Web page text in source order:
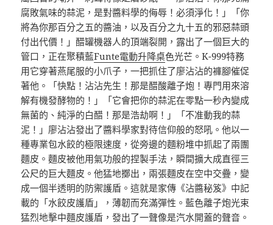
腐敗氣味的蒜泥，是對醬料學的侮辱！必須淨化！」「你
將為你那百分之五的醬油，以及百分之九十五的邪惡蒜頭
付出代價！」醋罐機器人的頂端裂開，露出了一個巨大的
管口，正在聚積藍Funte電動升降桌色光芒。K-999特務
用它穿著燕尾服的小爪子，一把抓住了廖沾沾的褲腳催促
著他。「快點！沾沾先生！那是醋酸離子炮！專門用來溶
解有機發酵物的！」「它會把你的蒜泥在零點一秒內變成
無菌的、純淨的白醋！那是浩劫啊！」「不准動我的蒜
泥！」廖沾沾發出了醬料學家對待信仰般的怒吼。他以一
種專業包水餃的極限速度，從旁邊的麵粉堆中抓起了兩團
麵皮。麵皮被他用氣功般的捏製手法，瞬間擴大成直徑三
公尺的巨大麵皮。他猛地擲出，兩張麵皮在空中交疊，變
成一個半透明的防禦護盾。這就是家傳《沾醬秘笈》中記
載的「水餃皮護盾」，薄韌而充滿彈性。藍色離子炮光束
猛烈地擊中麵皮護盾，發出了一聲像是汽水開蓋的聲音。